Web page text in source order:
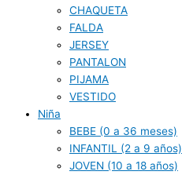
CHAQUETA
FALDA
JERSEY
PANTALON
PIJAMA
VESTIDO
Niña
BEBE (0 a 36 meses)
INFANTIL (2 a 9 años)
JOVEN (10 a 18 años)